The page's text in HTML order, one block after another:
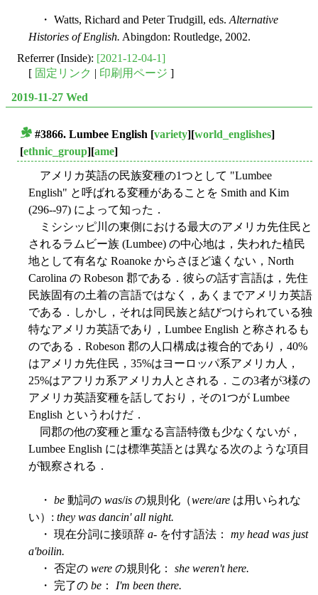
・ Watts, Richard and Peter Trudgill, eds. Alternative
Histories of English. Abingdon: Routledge, 2002.
Referrer (Inside): [2021-12-04-1]
[ 固定リンク | 印刷用ページ ]
2019-11-27 Wed
#3866. Lumbee English [variety][world_englishes]
[ethnic_group][ame]
アメリカ英語の民族変種の1つとして "Lumbee
English" と呼ばれる変種があることを Smith and Kim
(296--97) によって知った．
ミシシッピ川の東側における最大のアメリカ先住民と
されるラムビー族 (Lumbee) の中心地は，失われた植民
地として有名な Roanoke からさほど遠くない，North
Carolina の Robeson 郡である．彼らの話す言語は，先住
民族固有の土着の言語ではなく，あくまでアメリカ英語
である．しかし，それは同民族と結びつけられている独
特なアメリカ英語であり，Lumbee English と称されるも
のである．Robeson 郡の人口構成は複合的であり，40%
はアメリカ先住民，35%はヨーロッパ系アメリカ人，
25%はアフリカ系アメリカ人とされる．この3者が3様の
アメリカ英語変種を話しており，その1つが Lumbee
English というわけだ．
同郡の他の変種と重なる言語特徴も少なくないが，
Lumbee English には標準英語とは異なる次のような項目
が観察される．
・ be 動詞の was/is の規則化（were/are は用いられな
い）: they was dancin' all night.
・ 現在分詞に接頭辞 a- を付す語法： my head was just
a'boilin.
・ 否定の were の規則化： she weren't here.
・ 完了の be ： I'm been there.